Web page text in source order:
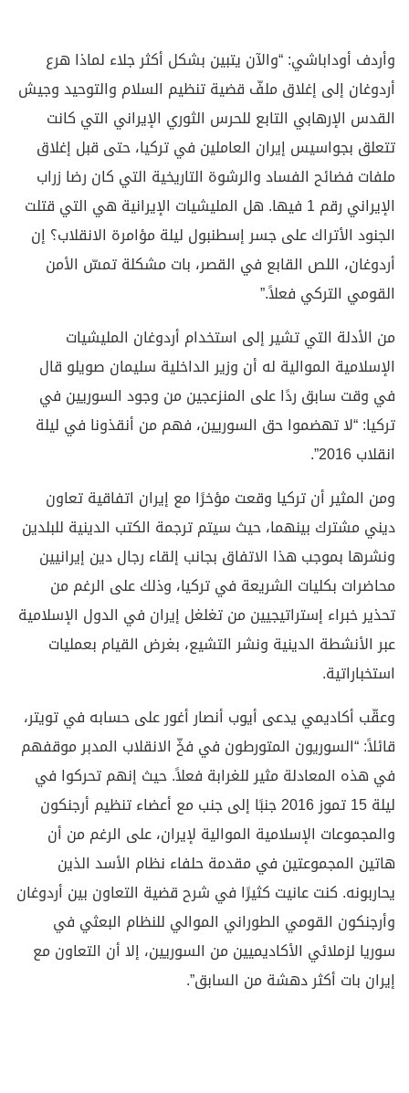
وأردف أوداباشي: “والآن يتبين بشكل أكثر جلاء لماذا هرع
أردوغان إلى إغلاق ملفّ قضية تنظيم السلام والتوحيد وجيش
القدس الإرهابي التابع للحرس الثوري الإيراني التي كانت
تتعلق بجواسيس إيران العاملين في تركيا، حتى قبل إغلاق
ملفات فضائح الفساد والرشوة التاريخية التي كان رضا زراب
الإيراني رقم 1 فيها. هل المليشيات الإيرانية هي التي قتلت
الجنود الأتراك على جسر إسطنبول ليلة مؤامرة الانقلاب؟ إن
أردوغان، اللص القابع في القصر، بات مشكلة تمسّ الأمن
القومي التركي فعلاً.”
من الأدلة التي تشير إلى استخدام أردوغان المليشيات
الإسلامية الموالية له أن وزير الداخلية سليمان صويلو قال
في وقت سابق ردًا على المنزعجين من وجود السوريين في
تركيا: “لا تهضموا حق السوريين، فهم من أنقذونا في ليلة
انقلاب 2016”.
ومن المثير أن تركيا وقعت مؤخرًا مع إيران اتفاقية تعاون
ديني مشترك بينهما، حيث سيتم ترجمة الكتب الدينية للبلدين
ونشرها بموجب هذا الاتفاق بجانب إلقاء رجال دين إيرانيين
محاضرات بكليات الشريعة في تركيا، وذلك على الرغم من
تحذير خبراء إستراتيجيين من تغلغل إيران في الدول الإسلامية
عبر الأنشطة الدينية ونشر التشيع، بغرض القيام بعمليات
استخباراتية.
وعقّب أكاديمي يدعى أيوب أنصار أغور على حسابه في تويتر،
قائلاً: “السوريون المتورطون في فخّ الانقلاب المدبر موقفهم
في هذه المعادلة مثير للغرابة فعلاً. حيث إنهم تحركوا في
ليلة 15 تموز 2016 جنبًا إلى جنب مع أعضاء تنظيم أرجنكون
والمجموعات الإسلامية الموالية لإيران، على الرغم من أن
هاتين المجموعتين في مقدمة حلفاء نظام الأسد الذين
يحاربونه. كنت عانيت كثيرًا في شرح قضية التعاون بين أردوغان
وأرجنكون القومي الطوراني الموالي للنظام البعثي في
سوريا لزملائي الأكاديميين من السوريين، إلا أن التعاون مع
إيران بات أكثر دهشة من السابق”.